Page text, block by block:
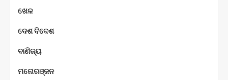
ଖେଳ
ଦେଶ ବିଦେଶ
ବାଣିଜ୍ୟ
ମନୋରଞ୍ଜନ